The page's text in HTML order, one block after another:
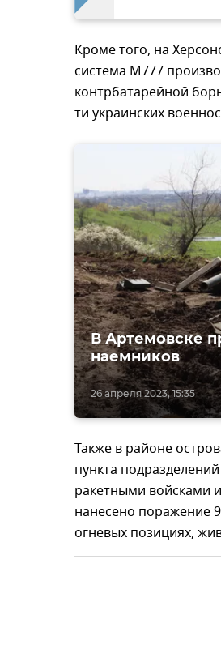
Кроме того, на
система М777
контрбатарейной
ти украинских
26 апреля 2023, 15:35
В Артемовске
наемников
Также в районе
пункта
ракетными войсками
нанесено поражение
огневых позициях,